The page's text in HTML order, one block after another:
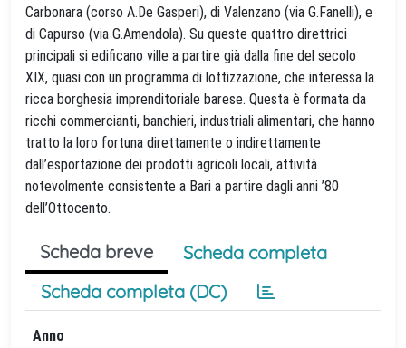
Carbonara (corso A.De Gasperi), di Valenzano (via G.Fanelli), e
di Capurso (via G.Amendola). Su queste quattro direttrici
principali si edificano ville a partire già dalla fine del secolo
XIX, quasi con un programma di lottizzazione, che interessa la
ricca borghesia imprenditoriale barese. Questa è formata da
ricchi commercianti, banchieri, industriali alimentari, che hanno
tratto la loro fortuna direttamente o indirettamente
dall’esportazione dei prodotti agricoli locali, attività
notevolmente consistente a Bari a partire dagli anni ’80
dell’Ottocento.
Scheda breve
Scheda completa
Scheda completa (DC)
Anno